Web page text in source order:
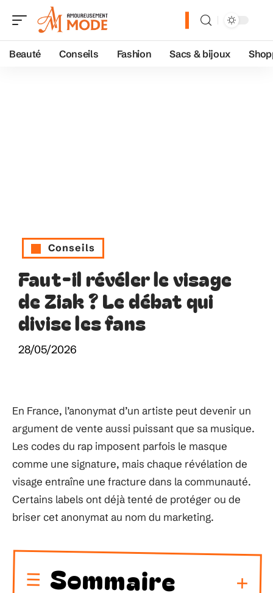
Beauté Conseils Fashion Sacs & bijoux
Conseils
Faut-il révéler le visage
de Ziak ? Le débat qui
divise les fans
28/05/2026
En France, l’anonymat d’un artiste peut devenir un
argument de vente aussi puissant que sa musique.
Les codes du rap imposent parfois le masque
comme une signature, mais chaque révélation de
visage entraîne une fracture dans la communauté.
Certains labels ont déjà tenté de protéger ou de
briser cet anonymat au nom du marketing.
Sommaire